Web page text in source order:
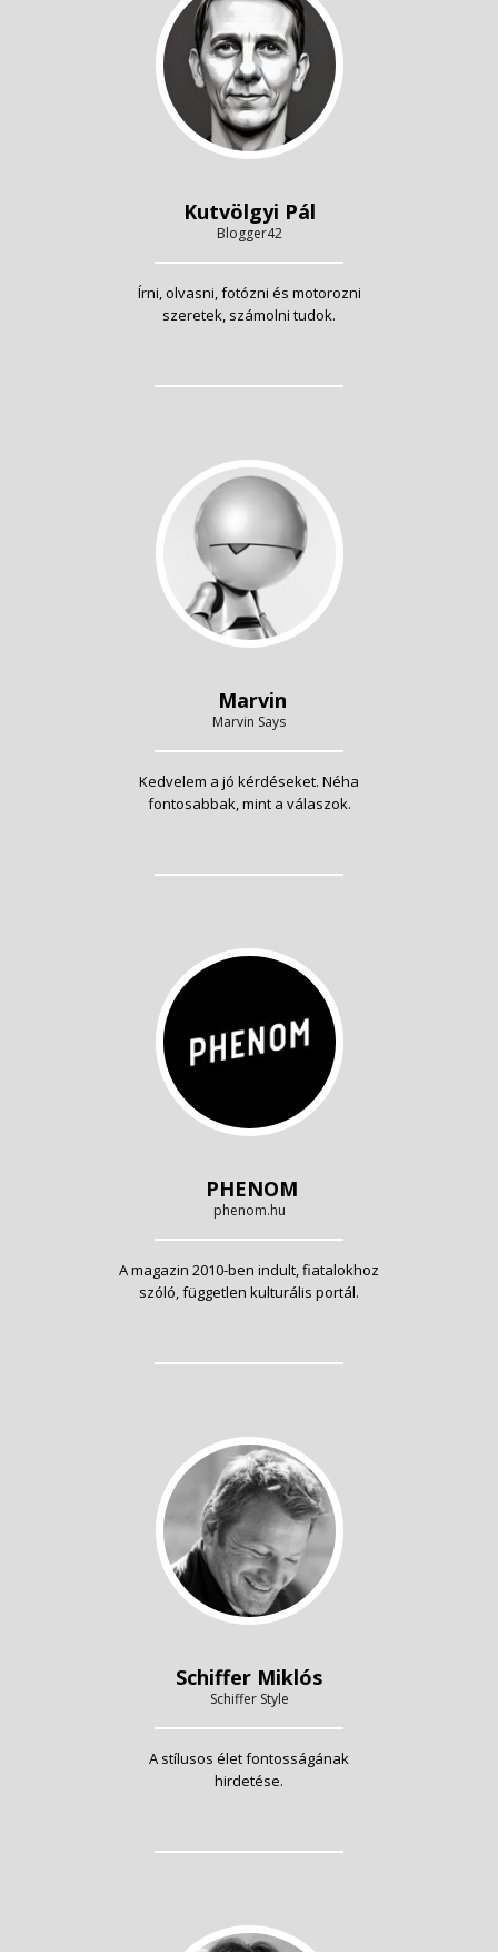
Kutvölgyi Pál
Blogger42
Írni, olvasni, fotózni és motorozni
szeretek, számolni tudok.
Marvin
Marvin Says
Kedvelem a jó kérdéseket. Néha
fontosabbak, mint a válaszok.
PHENOM
phenom.hu
A magazin 2010-ben indult, fiatalokhoz
szóló, független kulturális portál.
Schiffer Miklós
Schiffer Style
A stílusos élet fontosságának
hirdetése.